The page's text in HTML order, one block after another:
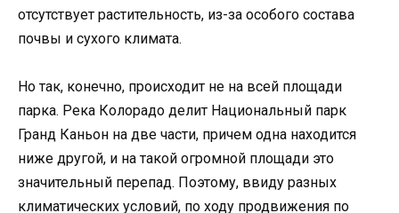
отсутствует растительность, из-за особого состава
почвы и сухого климата.
Но так, конечно, происходит не на всей площади
парка. Река Колорадо делит Национальный парк
Гранд Каньон на две части, причем одна находится
ниже другой, и на такой огромной площади это
значительный перепад. Поэтому, ввиду разных
климатических условий, по ходу продвижения по